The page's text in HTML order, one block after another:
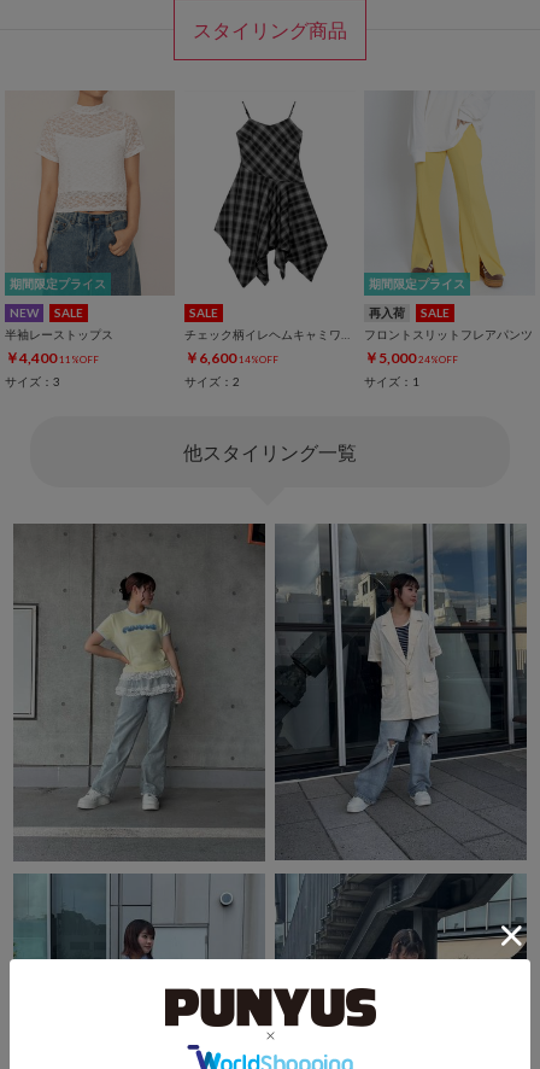
スタイリング商品
期間限定プライス
NEW
SALE
半袖レーストップス
￥4,400 11%OFF
サイズ：3
SALE
￥6,600 14%OFF
サイズ：2
期間限定プライス
再入荷
SALE
フロントスリットフレアパンツ
￥5,000 24%OFF
サイズ：1
他スタイリング一覧